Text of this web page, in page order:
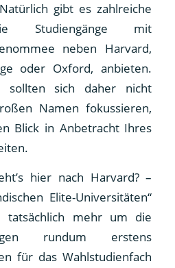
gibt es zahlreiche
Studiengänge mit
neben Harvard,
oder Oxford, anbieten.
sollten sich daher nicht
Namen fokussieren,
Blick in Anbetracht Ihres
hier nach Harvard? –
Elite-Universitäten“
tatsächlich mehr um die
rundum erstens
für das Wahlstudienfach